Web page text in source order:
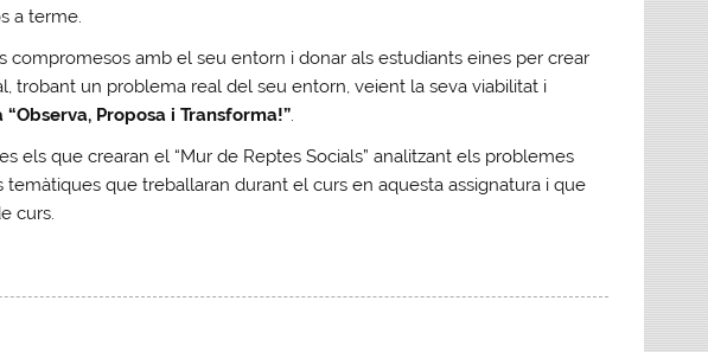
a terme.
compromesos amb el seu entorn i donar als estudiants eines per crear
trobant un problema real del seu entorn, veient la seva viabilitat i
“Observa, Proposa i Transforma!”.
els que crearan el “Mur de Reptes Socials” analitzant els problemes
que treballaran durant el curs en aquesta assignatura i que
curs.